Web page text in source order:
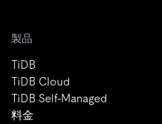
製品
TiDB
TiDB Cloud
TiDB Self-Managed
料金